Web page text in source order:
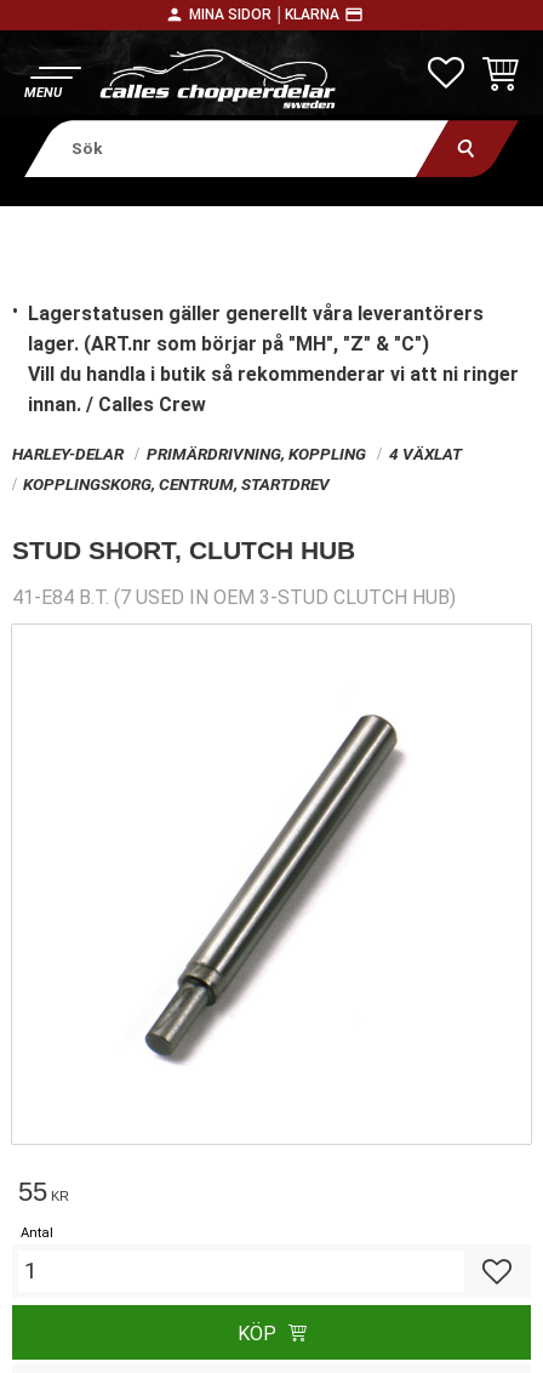
person MINA SIDOR │ KLARNA payment
Lagerstatusen gäller generellt våra leverantörers
lager. (ART.nr som börjar på "MH", "Z" & "C")
Vill du handla i butik så rekommenderar vi att ni ringer
innan. / Calles Crew
HARLEY-DELAR PRIMÄRDRIVNING, KOPPLING
4 VÄXLAT
KOPPLINGSKORG, CENTRUM, STARTDREV
STUD SHORT, CLUTCH HUB
41-E84 B.T. (7 USED IN OEM 3-STUD CLUTCH HUB)
55 KR
Antal
KÖP